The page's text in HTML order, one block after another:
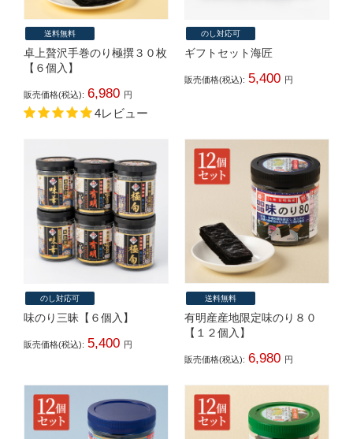
送料無料
卓上贅沢手巻のり極撰３０枚
【６個入】
販売価格(税込): 6,980 円
4レビュー
のし対応可
ギフトセット海匠
販売価格(税込): 5,400 円
のし対応可
味のり三昧【６個入】
販売価格(税込): 5,400 円
送料無料
有明産産地限定味のり８０
【１２個入】
販売価格(税込): 6,980 円